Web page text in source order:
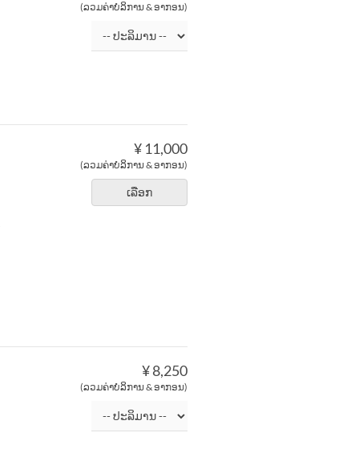
(ລວມຄ່າບໍລິການ & ອາກອນ)
¥ 11,000
(ລວມຄ່າບໍລິການ & ອາກອນ)
ເລືອກ
¥ 8,250
(ລວມຄ່າບໍລິການ & ອາກອນ)